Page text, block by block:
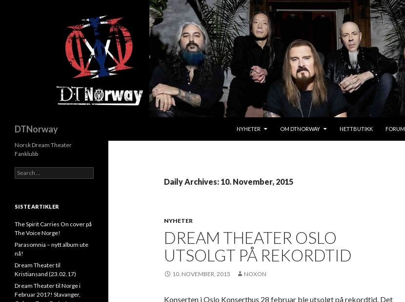
DTNorway
NYHETER
OM DTNORWAY NETTBUTIKK FORUM
Daily Archives: 10. November, 2015
NYHETER
DREAM THEATER OSLO
UTSOLGT PÅ REKORDTID
10. NOVEMBER, 2015 NOXON
Konserten i Oslo Konserthus 28 februar ble utsolgt på rekordtid. Det
Norsk Dream Theater
Fanklubb
e
c
f
o
r
SISTE ARTIKLER
The Spirit Carries On cover på
The Voice Norge!
Parasomnia – nytt album ute
nå!
Dream Theater til
Kristiansand (23.02.17)
Dream Theater til Norge i
Februar 2017! Stavanger,